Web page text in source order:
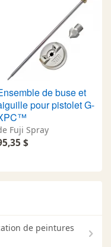
de buse et
pour pistolet G-
Fuji Spray
$
de peintures